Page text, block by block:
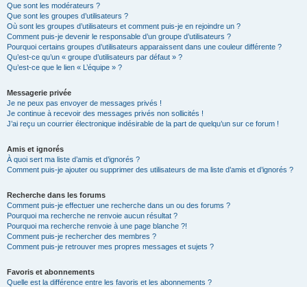
Que sont les modérateurs ?
Que sont les groupes d’utilisateurs ?
Où sont les groupes d’utilisateurs et comment puis-je en rejoindre un ?
Comment puis-je devenir le responsable d’un groupe d’utilisateurs ?
Pourquoi certains groupes d’utilisateurs apparaissent dans une couleur différente ?
Qu’est-ce qu’un « groupe d’utilisateurs par défaut » ?
Qu’est-ce que le lien « L’équipe » ?
Messagerie privée
Je ne peux pas envoyer de messages privés !
Je continue à recevoir des messages privés non sollicités !
J’ai reçu un courrier électronique indésirable de la part de quelqu’un sur ce forum !
Amis et ignorés
À quoi sert ma liste d’amis et d’ignorés ?
Comment puis-je ajouter ou supprimer des utilisateurs de ma liste d’amis et d’ignorés ?
Recherche dans les forums
Comment puis-je effectuer une recherche dans un ou des forums ?
Pourquoi ma recherche ne renvoie aucun résultat ?
Pourquoi ma recherche renvoie à une page blanche ?!
Comment puis-je rechercher des membres ?
Comment puis-je retrouver mes propres messages et sujets ?
Favoris et abonnements
Quelle est la différence entre les favoris et les abonnements ?